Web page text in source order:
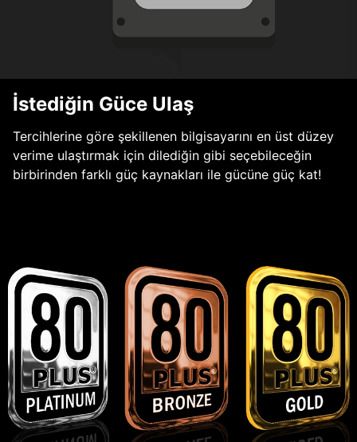
İstediğin Güce Ulaş
Tercihlerine göre şekillenen bilgisayarını en üst düzey
verime ulaştırmak için dilediğin gibi seçebileceğin
birbirinden farklı güç kaynakları ile gücüne güç kat!